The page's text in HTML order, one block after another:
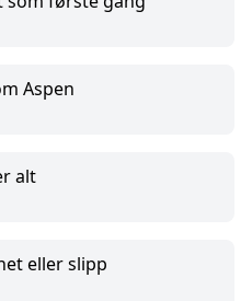
Aspen
alt
eller slipp